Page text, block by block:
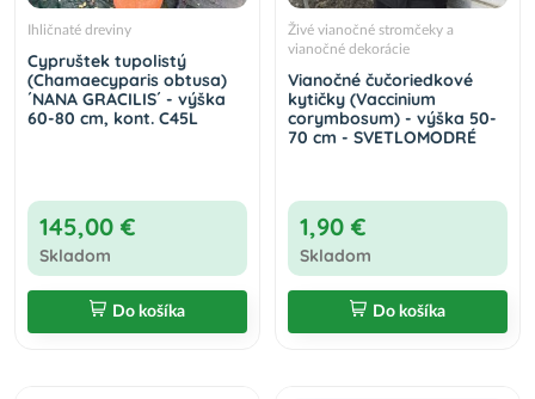
Ihličnaté dreviny
Cypruštek tupolistý
(Chamaecyparis obtusa)
´NANA GRACILIS´ - výška
60-80 cm, kont. C45L
145,00 €
Skladom
Do košíka
Živé vianočné stromčeky a
vianočné dekorácie
Vianočné čučoriedkové
kytičky (Vaccinium
corymbosum) - výška 50-
70 cm - SVETLOMODRÉ
1,90 €
Skladom
Do košíka